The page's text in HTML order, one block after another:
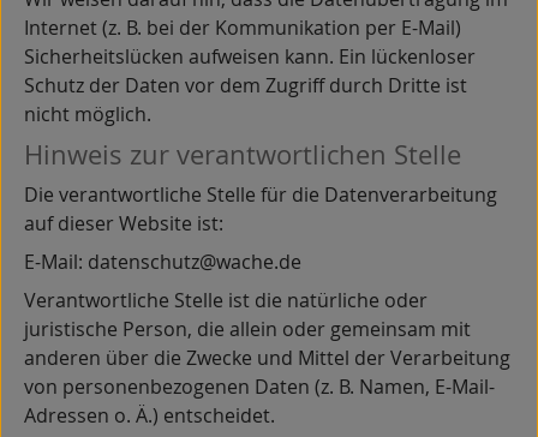
Internet (z. B. bei der Kommunikation per E-Mail)
Sicherheitslücken aufweisen kann. Ein lückenloser
Schutz der Daten vor dem Zugriff durch Dritte ist
nicht möglich.
Hinweis zur verantwortlichen Stelle
Die verantwortliche Stelle für die Datenverarbeitung
auf dieser Website ist:
E-Mail: datenschutz@wache.de
Verantwortliche Stelle ist die natürliche oder
juristische Person, die allein oder gemeinsam mit
anderen über die Zwecke und Mittel der Verarbeitung
von personenbezogenen Daten (z. B. Namen, E-Mail-
Adressen o. Ä.) entscheidet.